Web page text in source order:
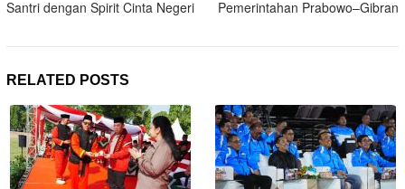
Santri dengan Spirit Cinta Negeri
Pemerintahan Prabowo–Gibran
RELATED POSTS